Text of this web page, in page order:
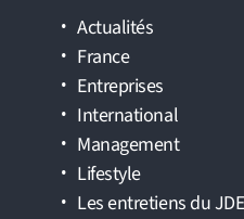
Actualités
France
Entreprises
International
Management
Lifestyle
Les entretiens du JDE